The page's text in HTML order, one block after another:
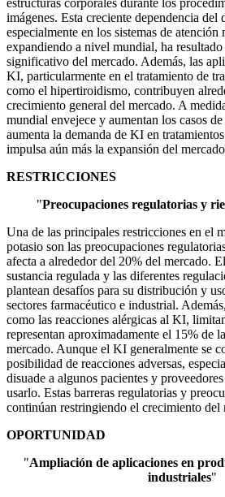
estructuras corporales durante los
imágenes. Esta creciente dependencia del
especialmente en los sistemas de atención
expandiendo a nivel mundial, ha
significativo del mercado. Además, las
KI, particularmente en el tratamiento de
como el hipertiroidismo, contribuyen
crecimiento general del mercado. A
mundial envejece y aumentan los casos
aumenta la demanda de KI en
impulsa aún más la expansión del
RESTRICCIONES
"Preocupaciones regulatorias y
Una de las principales restricciones en el
potasio son las preocupaciones
afecta a alrededor del 20% del mercado.
sustancia regulada y las diferentes
plantean desafíos para su distribución y
sectores farmacéutico e industrial.
como las reacciones alérgicas al KI,
representan aproximadamente el 15% de
mercado. Aunque el KI generalmente se
posibilidad de reacciones adversas,
disuade a algunos pacientes y
usarlo. Estas barreras regulatorias y
continúan restringiendo el crecimiento del
OPORTUNIDAD
"Ampliación de aplicaciones en
industriales"